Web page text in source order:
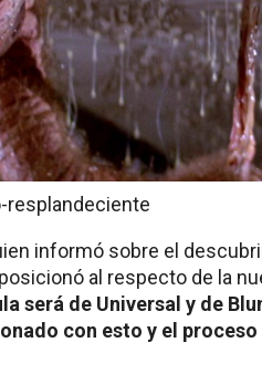
resplandeciente
informó sobre el
al respecto de la
será de Universal y de
con esto y el proceso